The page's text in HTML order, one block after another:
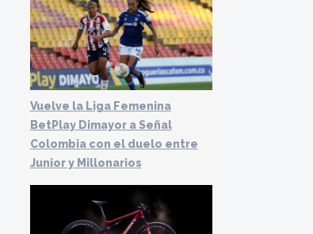
Vuelve la Liga Femenina
BetPlay Dimayor a Señal
Colombia con el duelo entre
Junior y Millonarios